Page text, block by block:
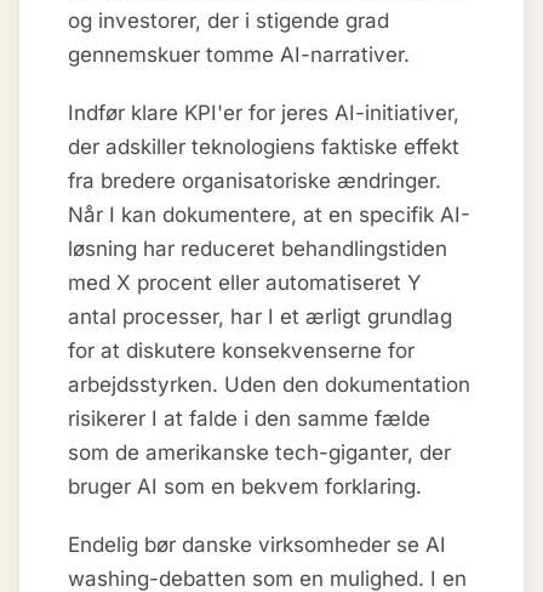
og investorer, der i stigende grad
gennemskuer tomme AI-narrativer.
Indfør klare KPI'er for jeres AI-initiativer,
der adskiller teknologiens faktiske effekt
fra bredere organisatoriske ændringer.
Når I kan dokumentere, at en specifik AI-
løsning har reduceret behandlingstiden
med X procent eller automatiseret Y
antal processer, har I et ærligt grundlag
for at diskutere konsekvenserne for
arbejdsstyrken. Uden den dokumentation
risikerer I at falde i den samme fælde
som de amerikanske tech-giganter, der
bruger AI som en bekvem forklaring.
Endelig bør danske virksomheder se AI
washing-debatten som en mulighed. I en